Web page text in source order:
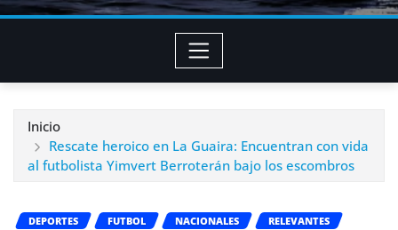
Inicio
Rescate heroico en La Guaira: Encuentran con vida
al futbolista Yimvert Berroterán bajo los escombros
DEPORTES FUTBOL NACIONALES
RELEVANTES